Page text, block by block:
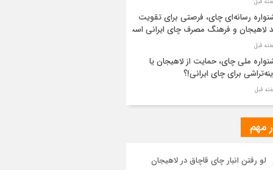
رسانه‌ای چای، فرصتی برای تقویت
لاهیجان و فرهنگ مصرف چای ایرانی است
ملی چای، حمایت از لاهیجان یا
برای چای ایرانی!؟
مطهر رهبر شهید انقلاب در حرم مطهر
آرام گرفت
در آستان امام رئوف
مهم
لو رفتن انبار چای قاچاق در لاهیجان